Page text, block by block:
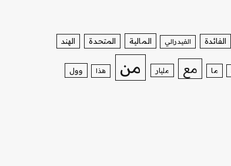
الفائدة الفيدرالي المالية المتحدة الهند
ما مع مليار من هذا وول